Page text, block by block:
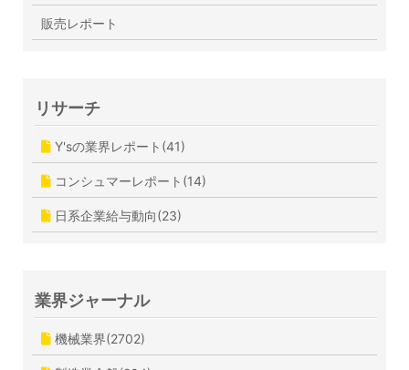
販売レポート
リサーチ
Y'sの業界レポート(41)
コンシュマーレポート(14)
日系企業給与動向(23)
業界ジャーナル
機械業界(2702)